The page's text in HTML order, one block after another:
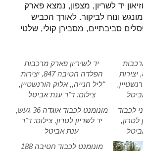
יד לשריון, מצפון, נמצא פארק
ונוח לביקור. לאורך הכביש
סביבתיים, מסבירן קולי, שלטי
הפלדה חטיבה 847, יצירות
יד לשיריון פארק מרכבות
הפלדה חטיבה 847, יצירות
"ליל חנייה,, אלוק הורנשטיין,
צילום: ד"ר ענת אביטל
לכבוד
לטרון,
מונומנט לכבוד אוגדה 36 געש,
יד לשריון לטרון, צילום: ד"ר
ענת אביטל
מונומנט לכבוד חטיבה 188